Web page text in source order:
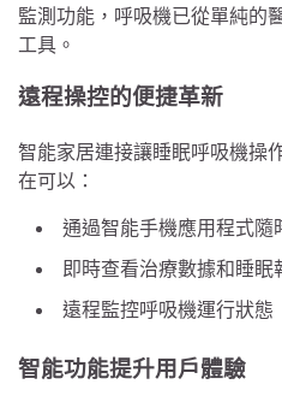
監測功能，呼吸機已從單純的
工具。
遠程操控的便捷革新
智能家居連接讓睡眠呼吸機操
在可以：
通過智能手機應用程式隨
即時查看治療數據和睡眠
遠程監控呼吸機運行狀態
智能功能提升用戶體驗